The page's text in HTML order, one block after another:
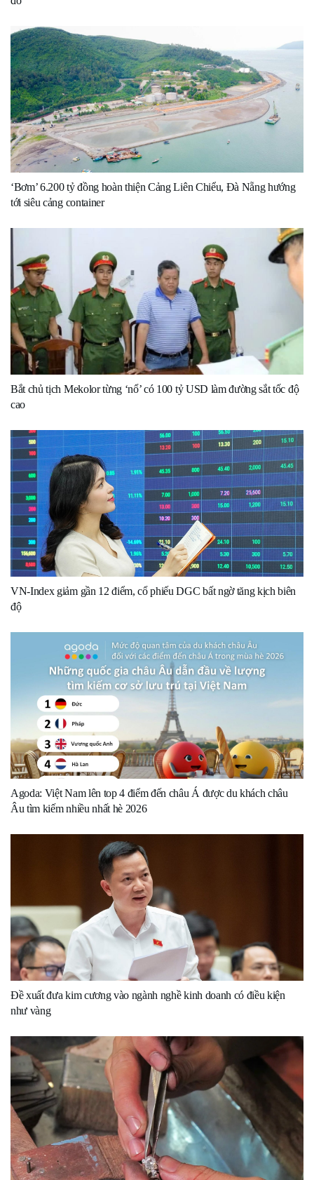
‘Bơm’ 6.200 tỷ đồng hoàn thiện Cảng Liên Chiểu, Đà Nẵng hướng
tới siêu cảng container
Bắt chủ tịch Mekolor từng ‘nổ’ có 100 tỷ USD làm đường sắt tốc độ
cao
VN-Index giảm gần 12 điểm, cổ phiếu DGC bất ngờ tăng kịch biên
độ
Agoda: Việt Nam lên top 4 điểm đến châu Á được du khách châu
Âu tìm kiếm nhiều nhất hè 2026
Đề xuất đưa kim cương vào ngành nghề kinh doanh có điều kiện
như vàng